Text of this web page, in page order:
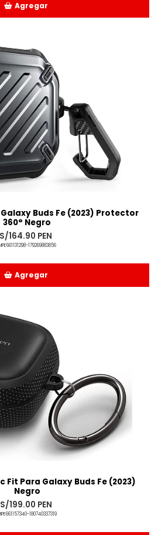
Agregar
Buds Fe (2023) Protector
360° Negro
S/164.90 PEN
179269883856
Agregar
Fit Para Galaxy Buds Fe (2023)
Negro
S/199.00 PEN
180740337319